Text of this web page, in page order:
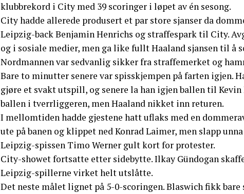
klubbrekord i City med 39 scoringer i løpet av én sesong.
City hadde allerede produsert et par store sjanser da
Leipzig-back Benjamin Henrichs og straffespark til City.
og i sosiale medier, men ga like fullt Haaland sjansen til å
Nordmannen var sedvanlig sikker fra straffemerket og
Bare to minutter senere var spisskjempen på farten igjen.
gjøre et svakt utspill, og senere la han igjen ballen til
ballen i tverrliggeren, men Haaland nikket inn returen.
I mellomtiden hadde gjestene hatt uflaks med en
ute på banen og klippet ned Konrad Laimer, men slapp
Leipzig-spissen Timo Werner gult kort for protester.
City-showet fortsatte etter sidebytte. Ilkay Gündogan
Leipzig-spillerne virket helt utslåtte.
Det neste målet lignet på 5-0-scoringen. Blaswich fikk